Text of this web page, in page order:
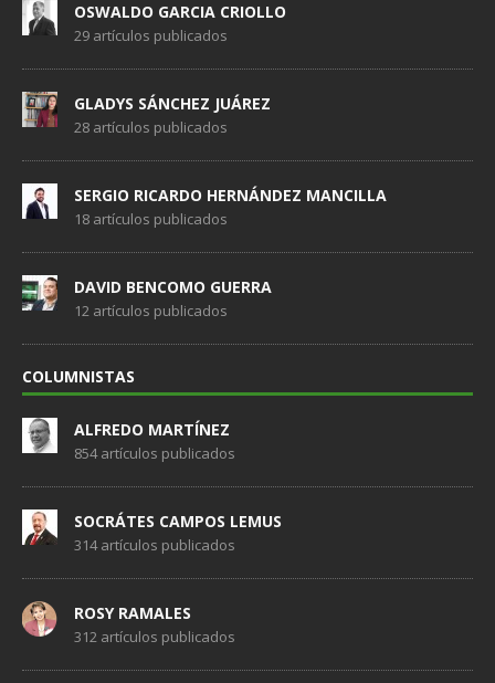
OSWALDO GARCIA CRIOLLO
29 artículos publicados
GLADYS SÁNCHEZ JUÁREZ
28 artículos publicados
SERGIO RICARDO HERNÁNDEZ MANCILLA
18 artículos publicados
DAVID BENCOMO GUERRA
12 artículos publicados
COLUMNISTAS
ALFREDO MARTÍNEZ
854 artículos publicados
SOCRÁTES CAMPOS LEMUS
314 artículos publicados
ROSY RAMALES
312 artículos publicados